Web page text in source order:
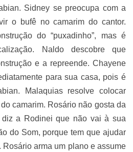
Sidney se preocupa com a
o bufê no camarim do cantor.
do “puxadinho”, mas é
Naldo descobre que
e a repreende. Chayene
para sua casa, pois é
Malaquias resolve colocar
camarim. Rosário não gosta da
a Rodinei que não vai à sua
do Som, porque tem que ajudar
arma um plano e assume